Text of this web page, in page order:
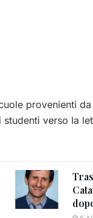
provenienti
verso la